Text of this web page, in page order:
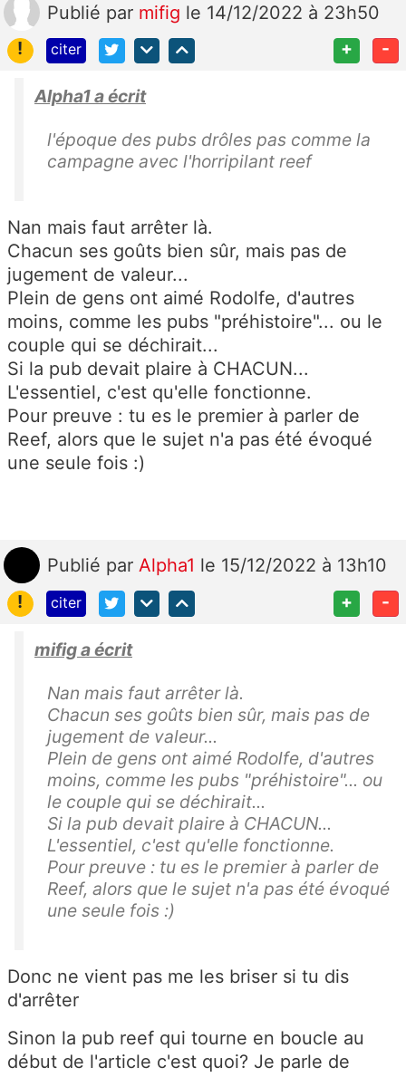
Publié par mifig le 14/12/2022 à 23h50
!
citer + -
Alpha1 a écrit
l'époque des pubs drôles pas comme la
campagne avec l'horripilant reef
Nan mais faut arrêter là.
Chacun ses goûts bien sûr, mais pas de
jugement de valeur...
Plein de gens ont aimé Rodolfe, d'autres
moins, comme les pubs "préhistoire"... ou le
couple qui se déchirait...
Si la pub devait plaire à CHACUN...
L'essentiel, c'est qu'elle fonctionne.
Pour preuve : tu es le premier à parler de
Reef, alors que le sujet n'a pas été évoqué
une seule fois :)
Publié par Alpha1 le 15/12/2022 à 13h10
!
citer + -
mifig a écrit
Nan mais faut arrêter là.
Chacun ses goûts bien sûr, mais pas de
jugement de valeur...
Plein de gens ont aimé Rodolfe, d'autres
moins, comme les pubs "préhistoire"... ou
le couple qui se déchirait...
Si la pub devait plaire à CHACUN...
L'essentiel, c'est qu'elle fonctionne.
Pour preuve : tu es le premier à parler de
Reef, alors que le sujet n'a pas été évoqué
une seule fois :)
Donc ne vient pas me les briser si tu dis
d'arrêter
Sinon la pub reef qui tourne en boucle au
début de l'article c'est quoi? Je parle de